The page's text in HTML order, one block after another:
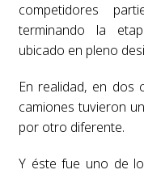
competidores
terminando la
ubicado en pleno
En realidad, en dos
camiones tuvieron
por otro diferente.
Y éste fue uno de